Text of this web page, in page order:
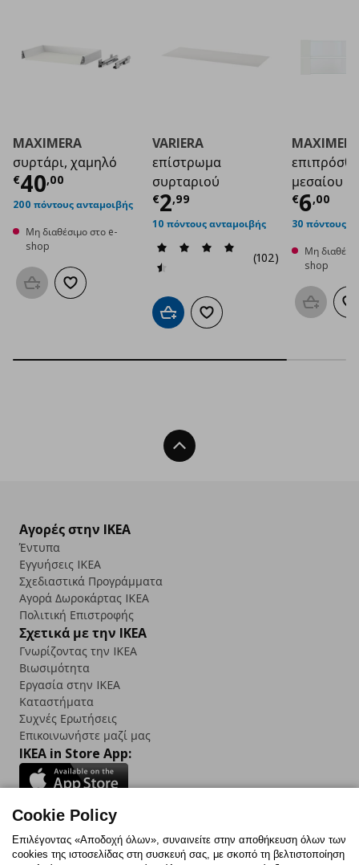
MAXIMERA
συρτάρι, χαμηλό
€40,00
Τρέχουσα τιμή€ 40,00
200 πόντους ανταμοιβής
Μη διαθέσιμο στο e-
shop
Προσθήκη στο καλάθι
Προσθήκη στα αγαπημένα
VARIERA
επίστρωμα
συρταριού
€2,99
Τρέχουσα τιμή€
10 πόντους ανταμοιβής
(102)
Προσθήκη στο καλάθι
Προσθήκη στα αγαπημένα
επιπρόσθ
μεσαίου
€6,00
30 πόντους
Μη
shop
Back To Top
Αγορές στην IKEA
Έντυπα
Εγγυήσεις IKEA
Σχεδιαστικά Προγράμματα
Αγορά Δωρoκάρτας IKEA
Πολιτική Επιστροφής
Σχετικά με την IKEA
Γνωρίζοντας την IKEA
Βιωσιμότητα
Εργασία στην IKEA
Καταστήματα
Συχνές Ερωτήσεις
Επικοινωνήστε μαζί μας
IKEA in Store App:
Follow us:
Cookie Policy
Επιλέγοντας «Αποδοχή όλων», συναινείτε στην αποθήκευση όλων των
cookies της ιστοσελίδας στη συσκευή σας, με σκοπό τη βελτιστοποίηση